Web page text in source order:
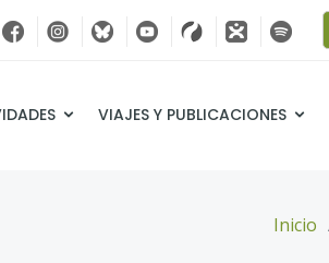
VIAJES Y PUBLICACIONES
Inicio